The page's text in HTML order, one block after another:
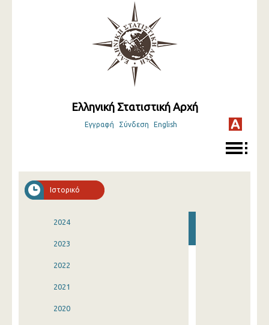
Ελληνική Στατιστική Αρχή
Εγγραφή Σύνδεση English
Ιστορικό
2024
2023
2022
2021
2020